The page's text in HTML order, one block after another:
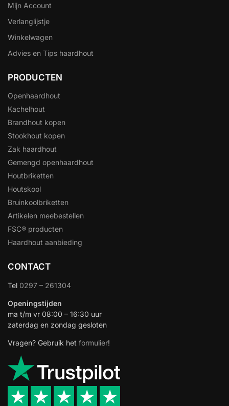
Mijn Account
Verlanglijstje
Winkelwagen
Advies en Tips haardhout
PRODUCTEN
Openhaardhout
Kachelhout
Brandhout kopen
Stookhout kopen
Zak haardhout
Gemengd openhaardhout
Houtbriketten
Houtskool
Bruinkoolbriketten
Artikelen meebestellen
FSC® producten
Haardhout aanbieding
CONTACT
Tel 0297 – 261304
Openingstijden
ma t/m vr 08:00 – 16:30 uur
zaterdag en zondag gesloten
Vragen? Gebruik het formulier!